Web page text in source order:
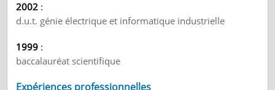
2002 :
d.u.t. génie électrique et informatique industrielle
1999 :
baccalauréat scientifique
Expériences professionnelles